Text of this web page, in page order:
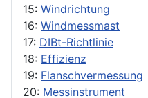
15: Windrichtung
16: Windmessmast
17: DIBt-Richtlinie
18: Effizienz
19: Flanschvermessung
20: Messinstrument